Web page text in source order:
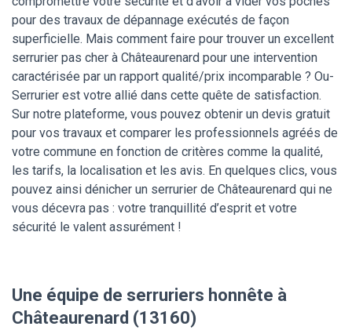
pour des travaux de dépannage exécutés de façon
superficielle. Mais comment faire pour trouver un excellent
serrurier pas cher à Châteaurenard pour une intervention
caractérisée par un rapport qualité/prix incomparable ? Ou-
Serrurier est votre allié dans cette quête de satisfaction.
Sur notre plateforme, vous pouvez obtenir un devis gratuit
pour vos travaux et comparer les professionnels agréés de
votre commune en fonction de critères comme la qualité,
les tarifs, la localisation et les avis. En quelques clics, vous
pouvez ainsi dénicher un serrurier de Châteaurenard qui ne
vous décevra pas : votre tranquillité d’esprit et votre
sécurité le valent assurément !
Une équipe de serruriers honnête à
Châteaurenard (13160)